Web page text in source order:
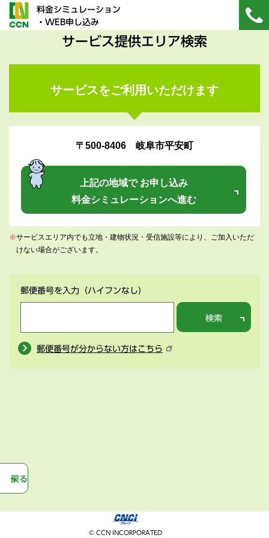
料金シミュレーション
・WEB申し込み
サービス提供エリア検索
サービスをご利用いただけます
〒500-8406 岐阜市平安町
上記の地域で お申し込み
料金シミュレーションへ進む
※サービスエリア内でも立地・建物状況・受信施設等により、ご加入いただ
けない場合がございます。
郵便番号を入力 （ハイフンなし）
検索
郵便番号が分からない方はこちら
戻る
© CCN INCORPORATED